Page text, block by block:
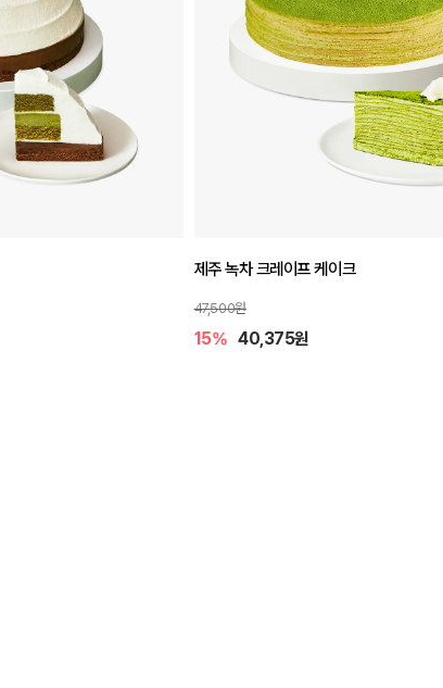
제주 녹차 크레이프 케이크
47,500원
15% 40,375원